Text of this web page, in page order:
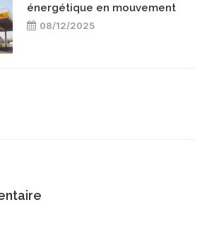
énergétique en mouvement
08/12/2025